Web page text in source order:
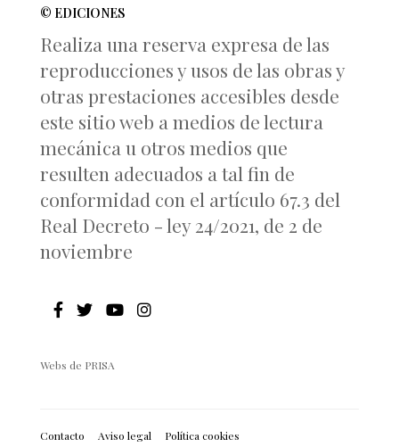
© EDICIONES
Realiza una reserva expresa de las
reproducciones y usos de las obras y
otras prestaciones accesibles desde
este sitio web a medios de lectura
mecánica u otros medios que
resulten adecuados a tal fin de
conformidad con el artículo 67.3 del
Real Decreto - ley 24/2021, de 2 de
noviembre
Webs de PRISA
Contacto Aviso legal Política cookies